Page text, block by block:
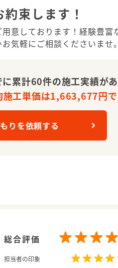
束します！
意しております！経験豊富
気軽にご相談くださいませ。
累計60件の施工実績があ
工単価は1,663,677円で
りを依頼する
総合評価
担当者の印象